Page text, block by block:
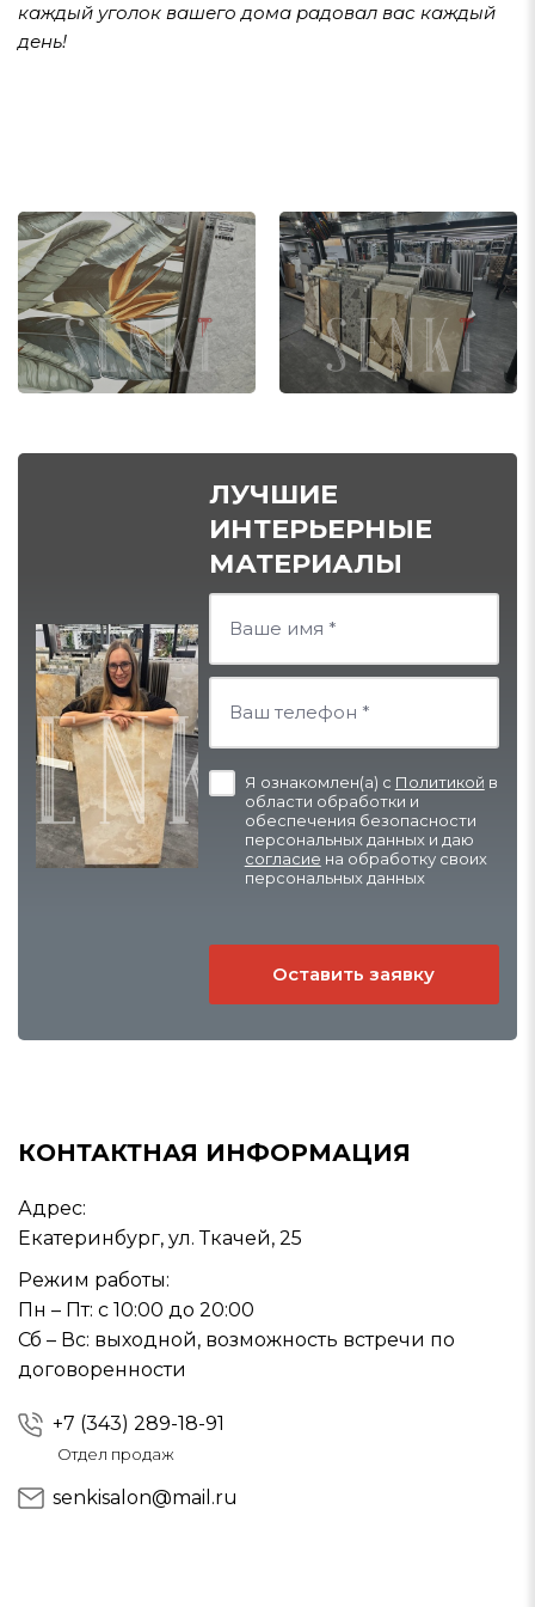
каждый уголок вашего дома радовал вас каждый
день!
ЛУЧШИЕ
ИНТЕРЬЕРНЫЕ
МАТЕРИАЛЫ
Я ознакомлен(а) с Политикой в
области обработки и
обеспечения безопасности
персональных данных и даю
согласие на обработку своих
персональных данных
Оставить заявку
КОНТАКТНАЯ ИНФОРМАЦИЯ
Адрес:
Екатеринбург, ул. Ткачей, 25
Режим работы:
Пн – Пт: с 10:00 до 20:00
Сб – Вс: выходной, возможность встречи по
договоренности
+7 (343) 289-18-91
Отдел продаж
senkisalon@mail.ru